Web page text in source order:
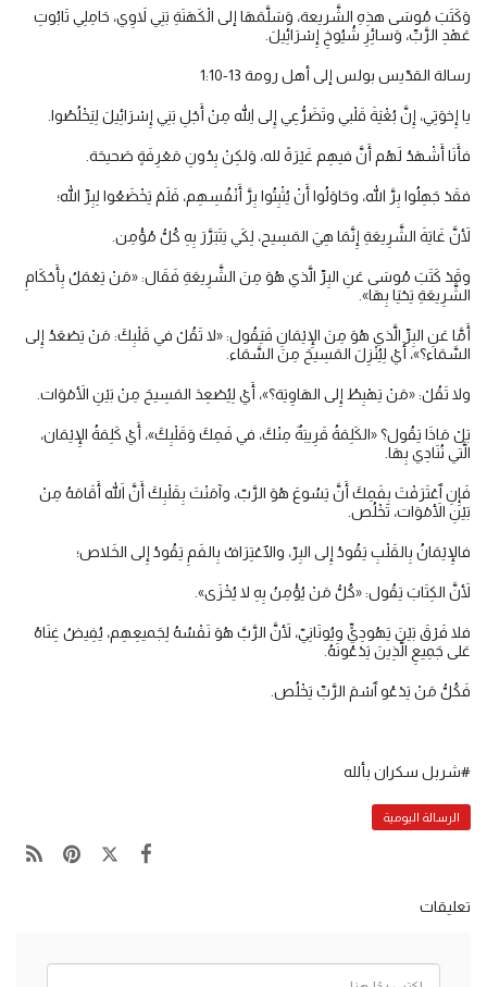
وَكَتَبَ مُوسَى هذِهِ الشَّريعة، وَسَلَّمَهَا إلى الْكَهَنَةِ بَنِي لاَوِي، حَامِلِي تَابُوتِ
عَهْدِ الرَّبِّ، وَسائِرِ شُيُوخِ إِسْرَائِيلَ.
رسالة القدّيس بولس إلى أهل رومة 13-1:10
يا إِخوَتِي، إِنَّ بُغْيَةَ قَلْبي وتَضَرُّعِي إِلى اللهِ مِنْ أَجْلِ بَنِي إِسْرَائِيلَ لِيَخْلُصُوا.
فأَنَا أَشْهَدُ لَهُم أَنَّ فيهِم غَيْرَةً لله، وَلكِنْ بِدُونِ مَعْرِفَةٍ صَحيحَة.
فقَدْ جَهِلُوا بِرَّ الله، وحَاوَلُوا أَنْ يُثْبِتُوا بِرَّ أَنْفُسِهِم، فَلَمْ يَخْضَعُوا لِبِرِّ الله؛
لأَنَّ غَايَةَ الشَّرِيعَةِ إِنَّمَا هِيَ المَسِيح، لِكَي يَتَبَرَّرَ بِهِ كُلُّ مُؤْمِن.
وقَدْ كَتَبَ مُوسَى عَنِ البِرِّ الَّذي هُوَ مِنَ الشَّرِيعَةِ فَقَال: «مَنْ يَعْمَلُ بِأَحْكَامِ
الشَّرِيعَةِ يَحْيَا بِهَا».
أَمَّا عَنِ البِرِّ الَّذي هُوَ مِنَ الإِيْمَانِ فَيَقُول: «لا تَقُلْ في قَلْبِكَ: مَنْ يَصْعَدُ إِلى
السَّمَاء؟»، أَيْ لِيُنْزِلَ المَسِيحَ مِنَ السَّمَاء.
ولا تَقُلْ: «مَنْ يَهْبِطُ إِلى الهَاوِيَة؟»، أَيْ لِيُصْعِدَ المَسِيحَ مِنْ بَيْنِ الأَمْوَات.
بَلْ مَاذَا يَقُول؟ «الكَلِمَةُ قَرِيبَةٌ مِنْكَ، في فَمِكَ وَقَلْبِكَ»، أَيْ كَلِمَةُ الإِيْمَان،
الَّتي نُنَادِي بِهَا.
فَإِنِ ٱعْتَرَفْتَ بِفَمِكَ أَنَّ يَسُوعَ هُوَ الرَّبّ، وآمَنْتَ بِقَلْبِكَ أَنَّ اللهَ أَقَامَهُ مِنْ
بَيْنِ الأَمْوَات، تَخْلُص.
فالإِيْمَانُ بِالقَلْبِ يَقُودُ إِلى البِرّ، والٱعْتِرَافُ بِالفَمِ يَقُودُ إِلى الخَلاص؛
لأَنَّ الكِتَابَ يَقُول: «كُلُّ مَنْ يُؤْمِنُ بِهِ لا يُخْزَى».
فلا فَرْقَ بَيْنَ يَهُودِيٍّ ويُونَانِيّ، لأَنَّ الرَّبَّ هُوَ نَفْسُهُ لِجَميعِهِم، يُفِيضُ غِنَاهُ
عَلى جَمِيعِ الَّذِينَ يَدْعُونَهُ.
فَكُلُّ مَنْ يَدْعُو ٱسْمَ الرَّبِّ يَخْلُص.
#شربل سكران بألله
الرسالة اليومية
تعليقات